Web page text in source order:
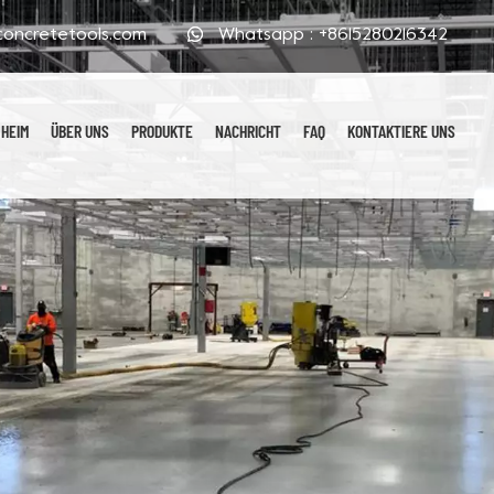
Whatsapp :+8615280216342
HEIM ÜBER UNS PRODUKTE NACHRICHT FAQ KONTAKTIERE UNS